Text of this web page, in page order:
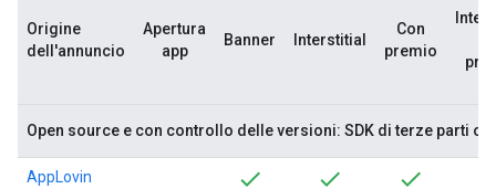
Origine
dell'annuncio
Apertura
app
Banner Interstitial
Con
premio
Open source e con controllo delle versioni: SDK di terze parti
AppLovin